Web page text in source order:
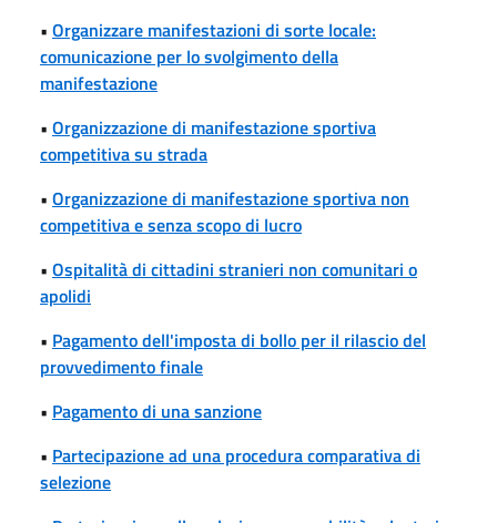
• Organizzare manifestazioni di sorte locale:
comunicazione per lo svolgimento della
manifestazione
• Organizzazione di manifestazione sportiva
competitiva su strada
• Organizzazione di manifestazione sportiva non
competitiva e senza scopo di lucro
• Ospitalità di cittadini stranieri non comunitari o
apolidi
• Pagamento dell'imposta di bollo per il rilascio del
provvedimento finale
• Pagamento di una sanzione
• Partecipazione ad una procedura comparativa di
selezione